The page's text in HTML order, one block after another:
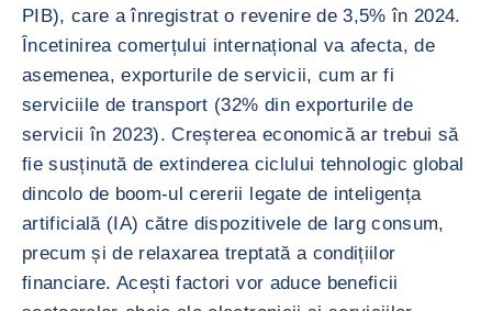
PIB), care a înregistrat o revenire de 3,5% în 2024.
Încetinirea comerțului internațional va afecta, de
asemenea, exporturile de servicii, cum ar fi
serviciile de transport (32% din exporturile de
servicii în 2023). Creșterea economică ar trebui să
fie susținută de extinderea ciclului tehnologic global
dincolo de boom-ul cererii legate de inteligența
artificială (IA) către dispozitivele de larg consum,
precum și de relaxarea treptată a condițiilor
financiare. Acești factori vor aduce beneficii